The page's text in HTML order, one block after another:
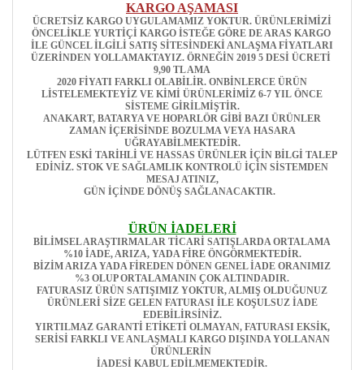
KARGO AŞAMASI
ÜCRETSİZ KARGO UYGULAMAMIZ YOKTUR. ÜRÜNLERİMİZİ
ÖNCELİKLE YURTİÇİ KARGO İSTEĞE GÖRE DE ARAS KARGO
İLE GÜNCEL İLGİLİ SATIŞ SİTESİNDEKİ ANLAŞMA FİYATLARI
ÜZERİNDEN YOLLAMAKTAYIZ. ÖRNEĞİN 2019 5 DESİ ÜCRETİ
9,90 TL AMA
2020 FİYATI FARKLI OLABİLİR. ONBİNLERCE ÜRÜN
LİSTELEMEKTEYİZ VE KİMİ ÜRÜNLERİMİZ 6-7 YIL ÖNCE
SİSTEME GİRİLMİŞTİR.
ANAKART, BATARYA VE HOPARLÖR GİBİ BAZI ÜRÜNLER
ZAMAN İÇERİSİNDE BOZULMA VEYA HASARA
UĞRAYABİLMEKTEDİR.
LÜTFEN ESKİ TARİHLİ VE HASSAS ÜRÜNLER İÇİN BİLGİ TALEP
EDİNİZ. STOK VE SAĞLAMLIK KONTROLÜ İÇİN SİSTEMDEN
MESAJ ATINIZ,
GÜN İÇİNDE DÖNÜŞ SAĞLANACAKTIR.
ÜRÜN İADELERİ
BİLİMSEL ARAŞTIRMALAR TİCARİ SATIŞLARDA ORTALAMA
%10 İADE, ARIZA, YADA FİRE ÖNGÖRMEKTEDİR.
BİZİM ARIZA YADA FİREDEN DÖNEN GENEL İADE ORANIMIZ
%3 OLUP ORTALAMANIN ÇOK ALTINDADIR.
FATURASIZ ÜRÜN SATIŞIMIZ YOKTUR, ALMIŞ OLDUĞUNUZ
ÜRÜNLERİ SİZE GELEN FATURASI İLE KOŞULSUZ İADE
EDEBİLİRSİNİZ.
YIRTILMAZ GARANTİ ETİKETİ OLMAYAN, FATURASI EKSİK,
SERİSİ FARKLI VE ANLAŞMALI KARGO DIŞINDA YOLLANAN
ÜRÜNLERİN
İADESİ KABUL EDİLMEMEKTEDİR.